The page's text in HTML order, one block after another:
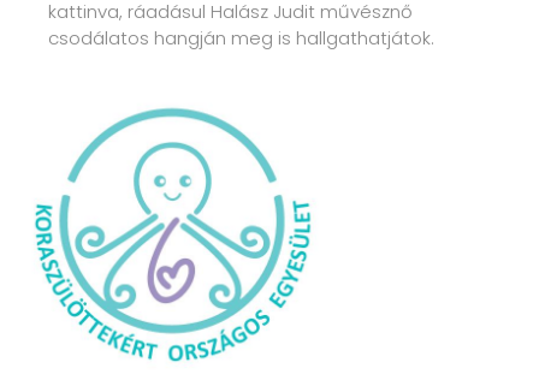
kattinva, ráadásul Halász Judit művésznő
csodálatos hangján meg is hallgathatjátok.